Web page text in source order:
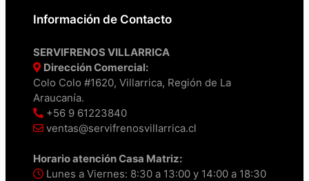
Información de Contacto
SERVIFRENOS VILLARRICA
Dirección Comercial:
Colo Colo #1620, Villarrica, Región de La
Araucanía.
+56 9 61223840
ventas@servifrenosvillarrica.cl
Horario atención Casa Matriz:
Lunes a Viernes: 8:30 a 13:00 y 14:00 a 18:30